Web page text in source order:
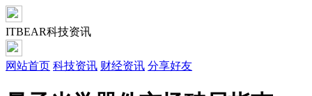
ITBEAR科技资讯
网站首页 科技资讯 财经资讯 分享好友